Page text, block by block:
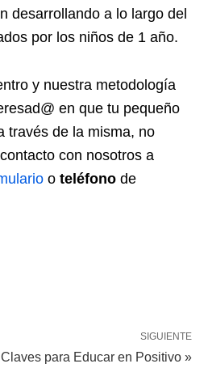
desarrollando a lo largo del
por los niños de 1 año.
y nuestra metodología
en que tu pequeño
través de la misma, no
con nosotros a
o teléfono de
SIGUIENTE
Claves para Educar en Positivo »